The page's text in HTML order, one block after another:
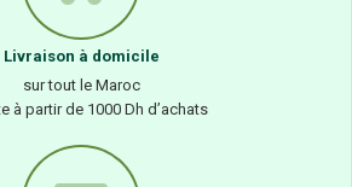
Livraison à domicile
sur tout le Maroc
à partir de 1000 Dh d’achats